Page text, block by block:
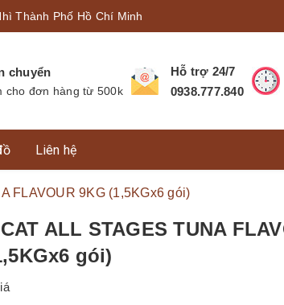
Thành Phố Hồ Chí Minh
chuyển
cho đơn hàng từ 500k
Hỗ trợ 24/7
0938.777.840
Liên hệ
FLAVOUR 9KG (1,5KGx6 gói)
ALL STAGES TUNA
gói)